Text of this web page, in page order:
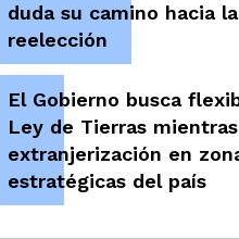
duda su camino hacia la
reelección
El Gobierno busca
Ley de Tierras
extranjerización en
estratégicas del país